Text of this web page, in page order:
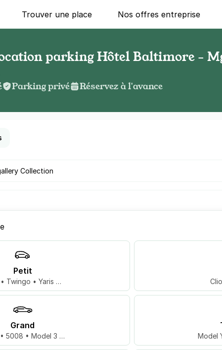
Trouver une place Nos offres entreprise
parking Hôtel Baltimore -
Parking privé Réservez à l'avance
?
Petit
Twingo • Yaris …
Grand
5008 • Model 3 … Model